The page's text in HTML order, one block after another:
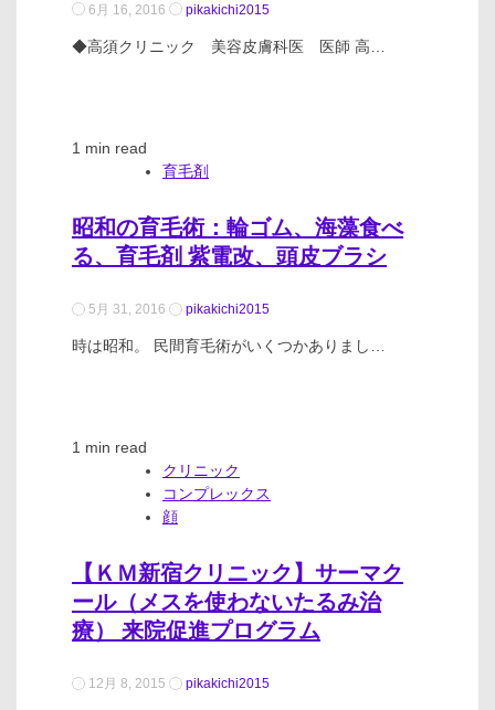
6月 16, 2016 pikakichi2015
◆高須クリニック 美容皮膚科医 医師 高…
1 min read
育毛剤
昭和の育毛術：輪ゴム、海藻食べ
る、育毛剤 紫電改、頭皮ブラシ
5月 31, 2016 pikakichi2015
時は昭和。 民間育毛術がいくつかありまし…
1 min read
クリニック
コンプレックス
顔
【ＫＭ新宿クリニック】サーマク
ール（メスを使わないたるみ治
療） 来院促進プログラム
12月 8, 2015 pikakichi2015